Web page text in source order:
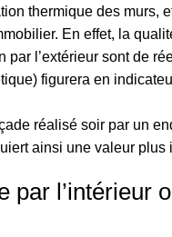
thermique des murs,
En effet, la
par l’extérieur sont de
figurera en
réalisé soir par un
ainsi une valeur plus
par l’intérieur